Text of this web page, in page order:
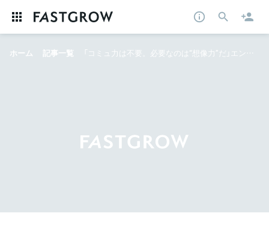
ホーム 記事一覧 「コミュ力は不要。必要なのは“想像力”だ」エンプラ全集中を推進してきた参謀・福澤匡規が語る、エンプラ営業7年の技法